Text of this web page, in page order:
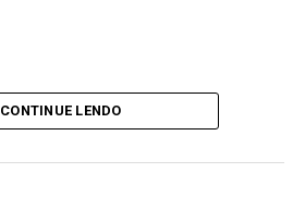
CONTINUE LENDO